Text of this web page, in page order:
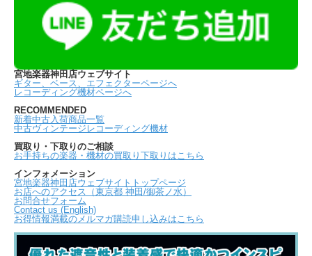
宮地楽器神田店ウェブサイト
ギター、ベース、エフェクターページへ
レコーディング機材ページへ
RECOMMENDED
新着中古入荷商品一覧
中古ヴィンテージレコーディング機材
買取り・下取りのご相談
お手持ちの楽器・機材の買取り下取りはこちら
インフォメーション
宮地楽器神田店ウェブサイトトップページ
お店へのアクセス（東京都 神田/御茶ノ水）
お問合せフォーム
Contact us (English)
お得情報満載のメルマガ購読申し込みはこちら